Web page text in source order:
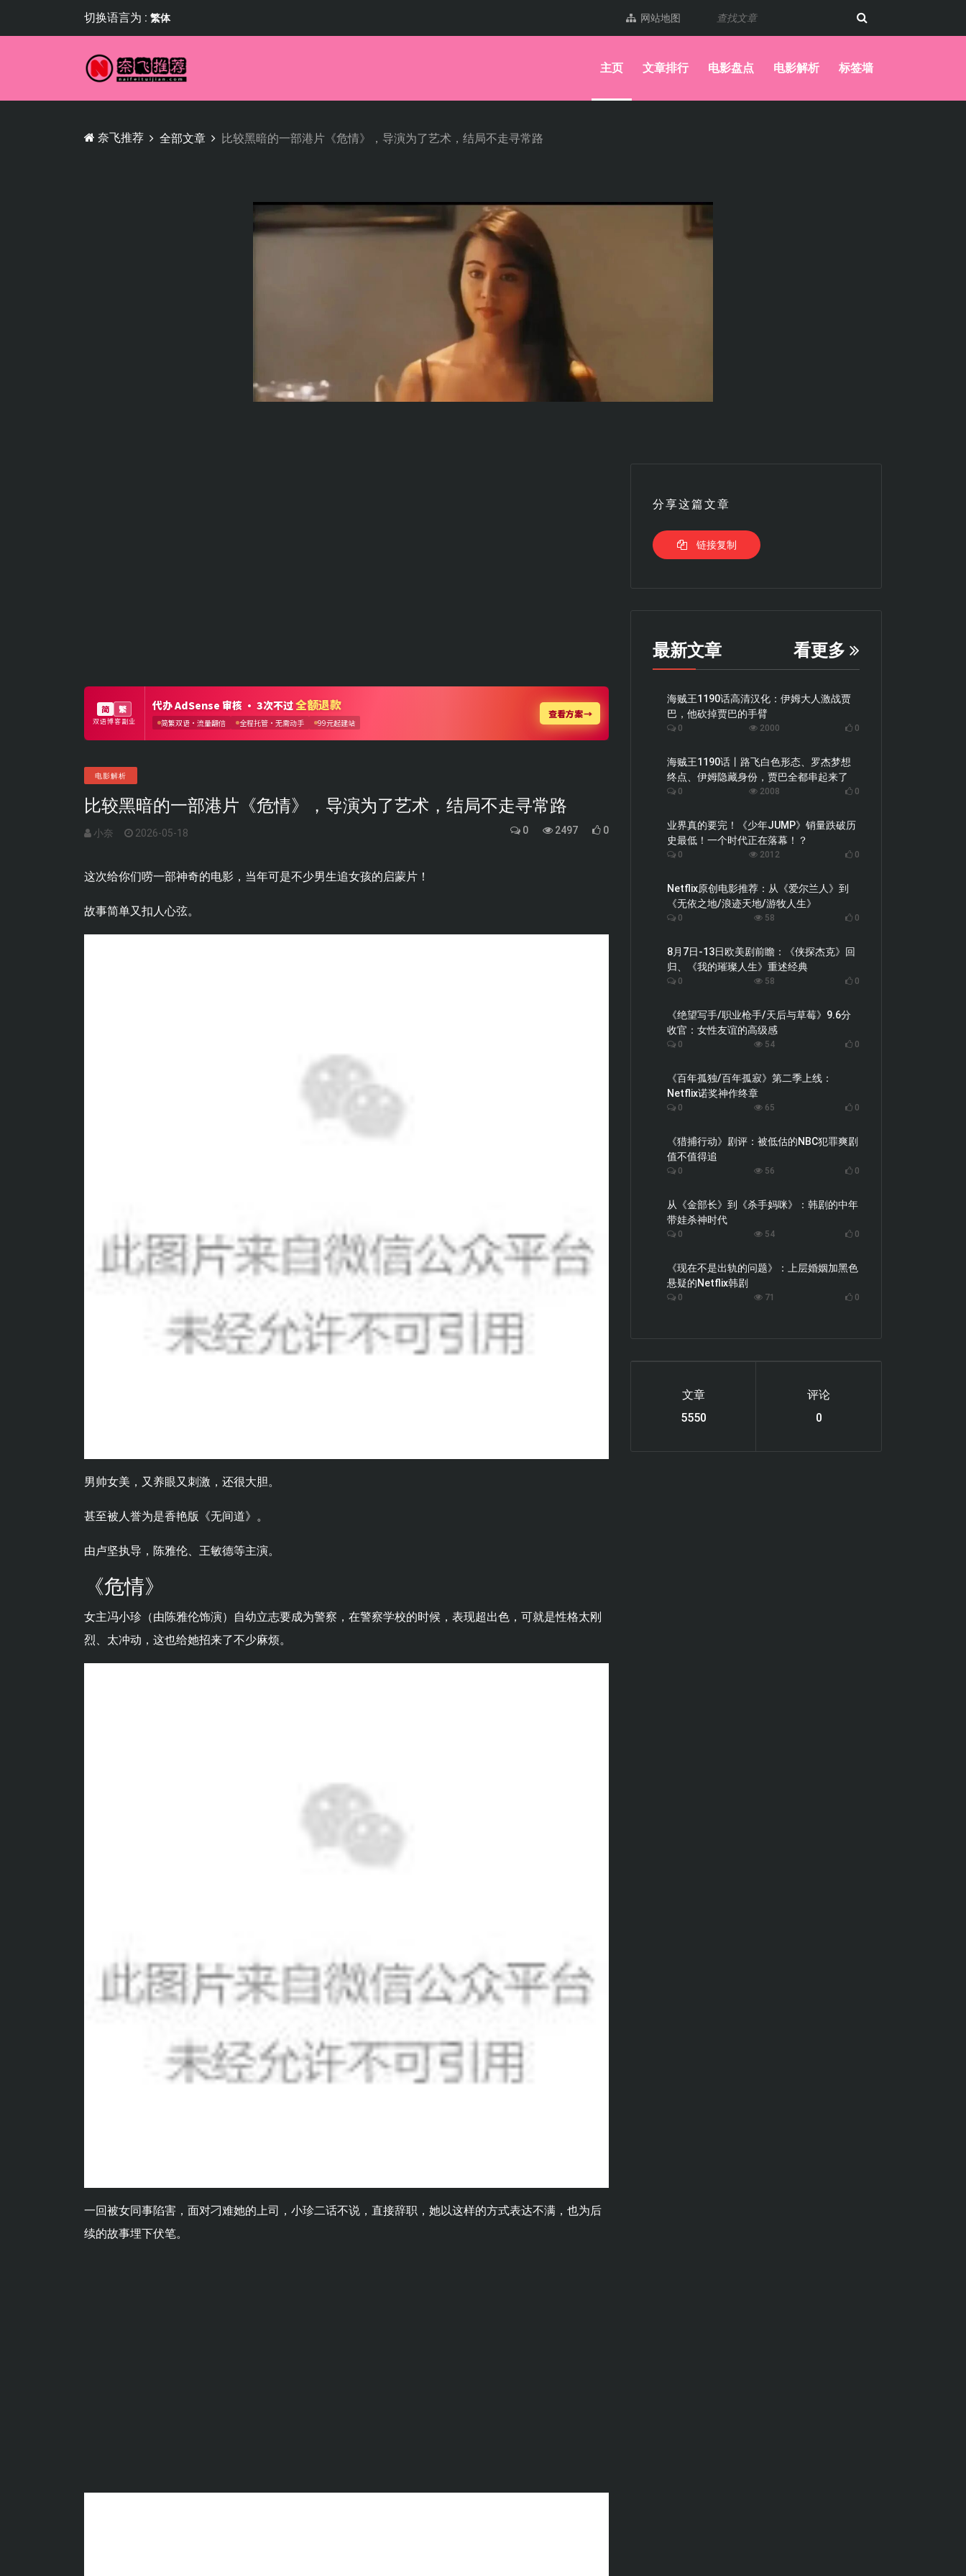
切换语言为 : 繁体 网站地图
主页 文章排行 电影盘点 电影解析 标签墙
奈飞推荐 全部文章 比较黑暗的一部港片《危情》，导演为了艺术，结局不走寻常路
电影解析
比较黑暗的一部港片《危情》，导演为了艺术，结局不走寻常路
小奈 2026-05-18 0 2497 0
这次给你们唠一部神奇的电影，当年可是不少男生追女孩的启蒙片！
故事简单又扣人心弦。
男帅女美，又养眼又刺激，还很大胆。
甚至被人誉为是香艳版《无间道》。
由卢坚执导，陈雅伦、王敏德等主演。
《危情》
女主冯小珍（由陈雅伦饰演）自幼立志要成为警察，在警察学校的时候，表现超出色，可就是性格太刚
烈、太冲动，这也给她招来了不少麻烦。
一回被女同事陷害，面对刁难她的上司，小珍二话不说，直接辞职，她以这样的方式表达不满，也为后
续的故事埋下伏笔。
分享这篇文章
链接复制
最新文章 看更多
海贼王1190话高清汉化：伊姆大人激战贾
巴，他砍掉贾巴的手臂
0 2000 0
海贼王1190话丨路飞白色形态、罗杰梦想
终点、伊姆隐藏身份，贾巴全都串起来了
0 2008 0
业界真的要完！《少年JUMP》销量跌破历
史最低！一个时代正在落幕！？
0 2012 0
Netflix原创电影推荐：从《爱尔兰人》到
《无依之地/浪迹天地/游牧人生》
0 58 0
8月7日-13日欧美剧前瞻：《侠探杰克》回
归、《我的璀璨人生》重述经典
0 58 0
《绝望写手/职业枪手/天后与草莓》9.6分
收官：女性友谊的高级感
0 54 0
《百年孤独/百年孤寂》第二季上线：
Netflix诺奖神作终章
0 65 0
《猎捕行动》剧评：被低估的NBC犯罪爽剧
值不值得追
0 56 0
从《金部长》到《杀手妈咪》：韩剧的中年
带娃杀神时代
0 54 0
《现在不是出轨的问题》：上层婚姻加黑色
悬疑的Netflix韩剧
0 71 0
文章
6122
评论
0